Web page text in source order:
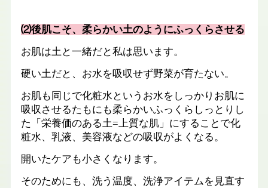
⑵後肌こそ、柔らかい土のようにふっくらさせる
お肌は土と一緒だと私は思います。
硬い土だと、お水を吸収せず野菜が育たない。
お肌も同じで化粧水というお水をしっかりお肌に
吸収させるたもにも柔らかいふっくらしっとりし
た「栄養価のある土= 上質な肌」にすることで化
粧水、乳液、美容液などの吸収がよくなる。
開いたケアも小さくなります。
そのためにも、洗う温度、洗浄アイテムを見直す